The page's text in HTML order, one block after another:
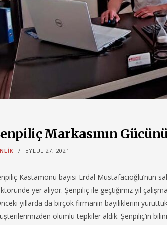
Markasının
EYLÜL 27, 2021
Kastamonu bayisi Erdal Mustafacıoğlu’nun
yer alıyor. Şenpiliç ile geçtiğimiz yıl
yıllarda da birçok firmanın bayiliklerini
olumlu tepkiler aldık. Şenpiliç’in